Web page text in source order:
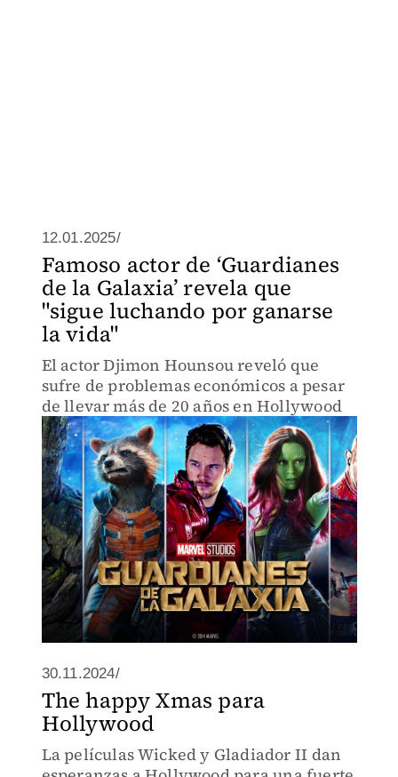
12.01.2025/
Famoso actor de ‘Guardianes
de la Galaxia’ revela que
"sigue luchando por ganarse
la vida"
El actor Djimon Hounsou reveló que
sufre de problemas económicos a pesar
de llevar más de 20 años en Hollywood
30.11.2024/
The happy Xmas para
Hollywood
La películas Wicked y Gladiador II dan